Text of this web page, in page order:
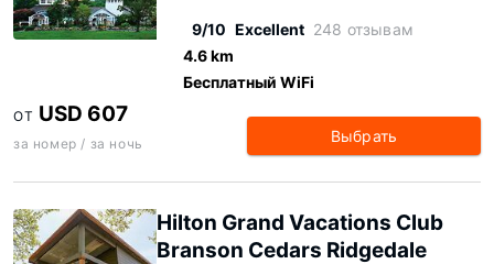
9/10 Excellent 248 отзывам
4.6 km
Бесплатный WiFi
ОТ USD 607
за номер / за ночь Выбрать
Hilton Grand Vacations Club
Branson Cedars Ridgedale